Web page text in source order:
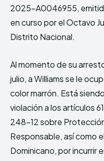
2025-A0046955,
en curso por el Octavo
Distrito Nacional.
Al momento de su
julio, a Williams se le
color marrón. Está
violación a los artículos
248-12 sobre
Responsable, así como
Dominicano, por incurrir